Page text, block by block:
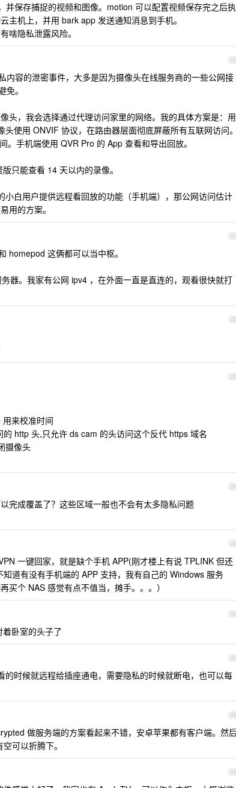
保存捕捉的视频和图像。motion 可以配置视频保存完之后执
主机上，并用 bark app 发送通知消息到手机。
啥隐私泄露风险。
20
内容的泄密事件，大多是因为摄像头在线服务商的一些公网接
。
头，我会选择通过代理访问家里的网络。我的具体方案是：用
使用 ONVIF 协议，在路由器层面彻底屏蔽所有互联网访问。
手机端使用 QVR Pro 的 App 查看和导出回放。
只能查看 14 天以内的录像。
白用户提供远程看回放的功能（手机端），那公网访问估计
用的方案。
21
homepod 这俩都可以当中枢。
器。我家有公网 ipv4 ，在外面一直是直连的，观看很快就打
22
23
来校准时间
http 头,只允许 ds cam 的头访问这个反代 https 域名
摄像头
24
完成覆盖了？这些区域一般也不会有太多隐私问题
25
一键回家，就是缺个手机 APP(刚才楼上有说 TPLINK 但还
道有没有手机端的 APP 支持，我有自己的 Windows 服务
买个 NAS 感觉有点不值当，摊手。。。）
26
卧室的头子了
27
时候就远程给插座通电，需要隐私的时候就断电，也可以每
28
做服务端的方案看起来不错，安卓苹果都有客户端。然
可以折腾下。
29